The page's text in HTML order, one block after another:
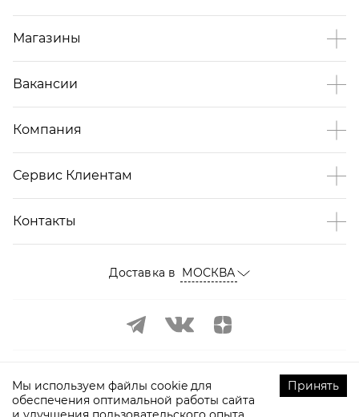
Магазины
Вакансии
Компания
Сервис Клиентам
Контакты
Доставка в МОСКВА
Мы используем файлы cookie для
обеспечения оптимальной работы сайта
Принять